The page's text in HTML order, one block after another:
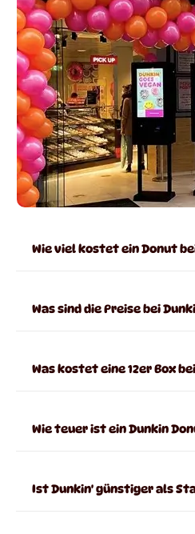
Wie viel kostet ein Donut
Was sind die Preise bei
Was kostet eine 12er Box
Wie teuer ist ein Dunkin
Ist Dunkin' günstiger als